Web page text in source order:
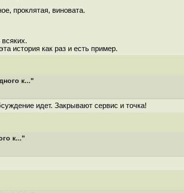
проклятая, виновата.
история как раз и есть пример.
к..."
идет. Закрывают сервис и точка!
к..."